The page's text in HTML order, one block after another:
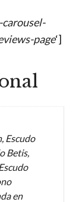
page‘]
Escudo
Betis,
en